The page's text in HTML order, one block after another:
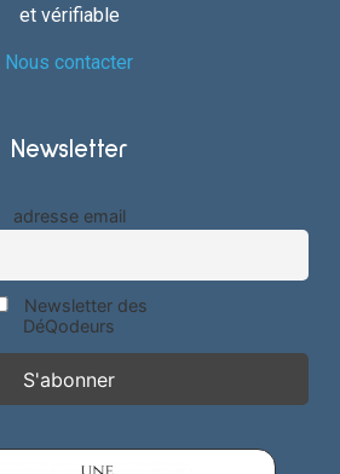
et vérifiable
Nous contacter
Newsletter
adresse email
Newsletter des
DéQodeurs